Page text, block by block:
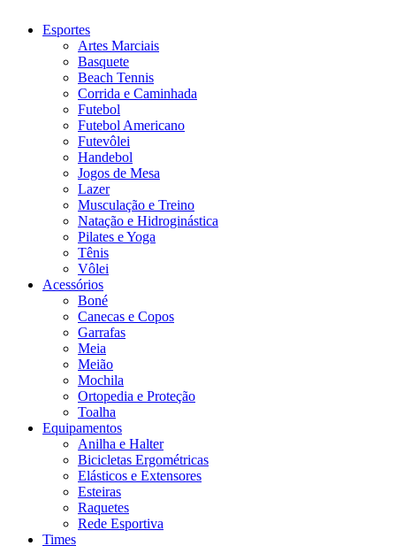
Esportes
Artes Marciais
Basquete
Beach Tennis
Corrida e Caminhada
Futebol
Futebol Americano
Futevôlei
Handebol
Jogos de Mesa
Lazer
Musculação e Treino
Natação e Hidroginástica
Pilates e Yoga
Tênis
Vôlei
Acessórios
Boné
Canecas e Copos
Garrafas
Meia
Meião
Mochila
Ortopedia e Proteção
Toalha
Equipamentos
Anilha e Halter
Bicicletas Ergométricas
Elásticos e Extensores
Esteiras
Raquetes
Rede Esportiva
Times